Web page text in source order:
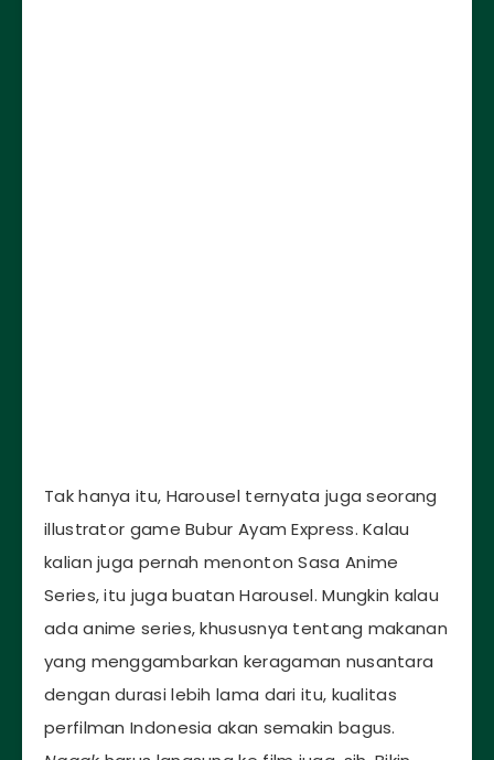
Tak hanya itu, Harousel ternyata juga seorang
illustrator game Bubur Ayam Express. Kalau
kalian juga pernah menonton Sasa Anime
Series, itu juga buatan Harousel. Mungkin kalau
ada anime series, khususnya tentang makanan
yang menggambarkan keragaman nusantara
dengan durasi lebih lama dari itu, kualitas
perfilman Indonesia akan semakin bagus.